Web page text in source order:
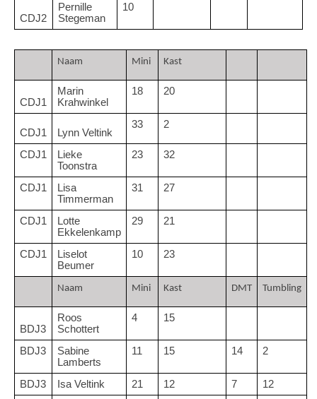
CDJ2
Pernille
Stegeman
10
Naam Mini Kast
CDJ1
Marin
Krahwinkel
18 20
CDJ1 Lynn Veltink
33 2
CDJ1
Lieke
Toonstra
23 32
CDJ1
Lisa
Timmerman
31 27
CDJ1
Lotte
Ekkelenkamp
29 21
CDJ1
Liselot
Beumer
10 23
Naam Mini Kast DMT Tumbling
BDJ3
Roos
Schottert
4 15
BDJ3
Sabine
Lamberts
11 15 14 2
BDJ3 Isa Veltink 21 12 7
12